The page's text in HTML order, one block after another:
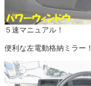
５速マニュアル！
便利な左電動格納ミラー！